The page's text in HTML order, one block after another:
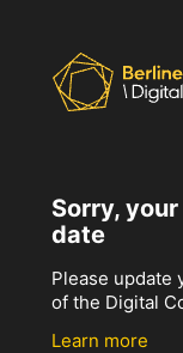
Sorry,
date
Please update
of the Digital
Learn more